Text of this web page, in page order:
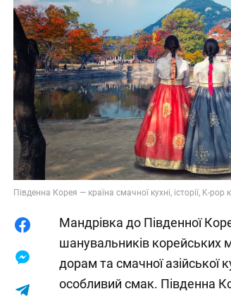
Південна Корея — країна смачної кухні, історії, K-
Мандрівка до Південної
шанувальників корейських
дорам та смачної азійської
особливий смак. Південна